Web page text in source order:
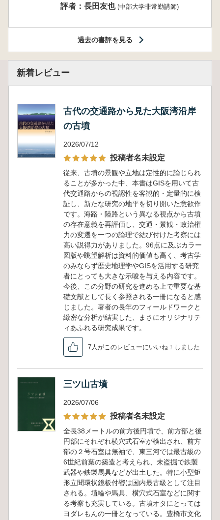
評者：長田友也 (中部大学非常勤講師)
過去の書評を見る
新着レビュー
古代の交通路から見た大阪湾沿岸
の古墳
2026/07/12
投稿者名未設定
従来、古墳の景観や立地は定性的に論じられ
ることが多かった中、本書はGISを用いて古
代交通路からの視認性を客観的・定量的に検
証し、新たな研究の地平を切り開いた意欲作
です。海路・陸路という異なる視点から古墳
の存在意義を再評価し、交通・景観・政治権
力の変遷を一つの論理で結び付けた考察には
高い説得力がありました。96点に及ぶカラー
図版や眺望解析は資料的価値も高く、考古学
のみならず歴史地理学やGISを活用する研究
者にとっても大きな示唆を与える内容です。
今後、この分野の研究を進める上で重要な基
礎文献として長く参照される一冊になると感
じました。著者の長年のフィールドワークと
緻密な分析が結実した、まさにオリジナリテ
ィあふれる研究成果です。
7人がこのレビューにいいね！しました
三ツ山古墳
2026/07/06
投稿者名未設定
全長38メートルの前方後円墳で、前方部と後
円部にそれぞれ横穴式石室が検出され、前方
部の２号石室は無袖で、東三河では最古級の
6世紀前葉の築造と考えられ、未盗掘で鉄製
武器や鉄製馬具などが出土した。特に小型矩
形立聞環状鏡板付轡は国内最古級として注目
される。埴輪や馬具、横穴式石室などに関す
る考察も充実している。古墳オタにとっては
ヨダレもんの一冊となっている。豊橋市文化